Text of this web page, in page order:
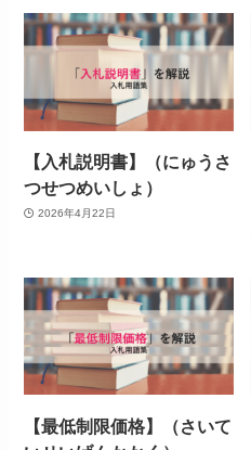
【入札説明書】（にゅうさ
つせつめいしょ）
2026年4月22日
【最低制限価格】（さいて